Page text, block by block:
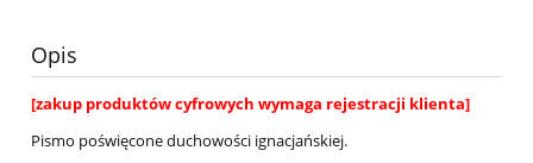
Opis
[zakup produktów cyfrowych wymaga rejestracji klienta]
Pismo poświęcone duchowości ignacjańskiej.